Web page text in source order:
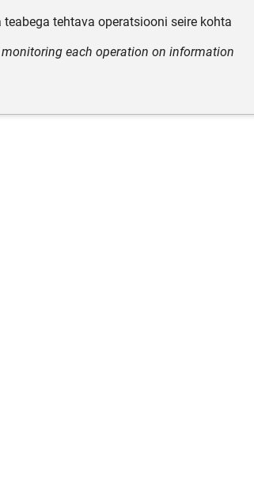
tehtava operatsiooni seire kohta
each operation on information